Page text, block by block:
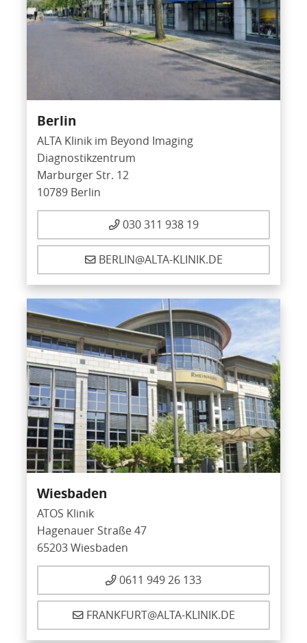
Berlin
ALTA Klinik im Beyond Imaging
Diagnostikzentrum
Marburger Str. 12
10789 Berlin
030 311 938 19
BERLIN@ALTA-KLINIK.DE
Wiesbaden
ATOS Klinik
Hagenauer Straße 47
65203 Wiesbaden
0611 949 26 133
FRANKFURT@ALTA-KLINIK.DE